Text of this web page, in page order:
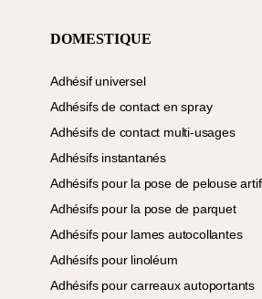
DOMESTIQUE
Adhésif universel
Adhésifs de contact en spray
Adhésifs de contact multi-usages
Adhésifs instantanés
Adhésifs pour la pose de pelouse
Adhésifs pour la pose de parquet
Adhésifs pour lames autocollantes
Adhésifs pour linoléum
Adhésifs pour carreaux autoportants